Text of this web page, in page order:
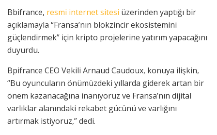
Bbifrance, resmi internet sitesi üzerinden yaptığı bir
açıklamayla “Fransa’nın blokzincir ekosistemini
güçlendirmek” için kripto projelerine yatırım yapacağını
duyurdu.
Bpifrance CEO Vekili Arnaud Caudoux, konuya ilişkin,
“Bu oyuncuların önümüzdeki yıllarda giderek artan bir
önem kazanacağına inanıyoruz ve Fransa’nın dijital
varlıklar alanındaki rekabet gücünü ve varlığını
artırmak istiyoruz,” dedi.